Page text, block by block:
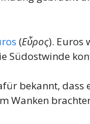
(Εὖρος). Euros
Südostwinde
bekannt,
Wanken